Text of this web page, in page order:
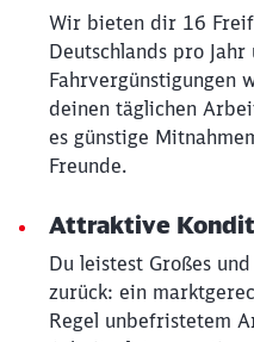
Wir bieten dir 16
Deutschlands pro
Fahrvergünstigungen
deinen täglichen
es günstige
Freunde.
Attraktive
Du leistest Großes
zurück: ein
Regel unbefristetem